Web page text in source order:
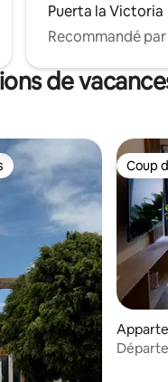
Puerta la Victoria
Recommandé
de
: 4,95 sur 5
Coup
Coup
étaro